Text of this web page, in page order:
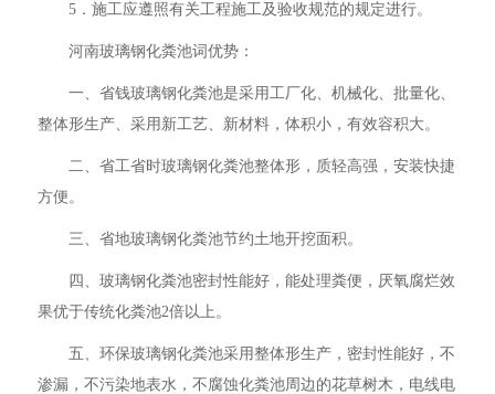
5．施工应遵照有关工程施工及验收规范的规定进行。
河南玻璃钢化粪池词优势：
一、省钱玻璃钢化粪池是采用工厂化、机械化、批量化、
整体形生产、采用新工艺、新材料，体积小，有效容积大。
二、省工省时玻璃钢化粪池整体形，质轻高强，安装快捷
方便。
三、省地玻璃钢化粪池节约土地开挖面积。
四、玻璃钢化粪池密封性能好，能处理粪便，厌氧腐烂效
果优于传统化粪池2倍以上。
五、环保玻璃钢化粪池采用整体形生产，密封性能好，不
渗漏，不污染地表水，不腐蚀化粪池周边的花草树木，电线电